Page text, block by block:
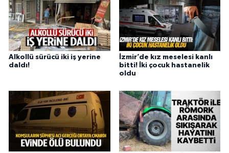
Alkollü sürücü iki iş yerine
daldı!
İzmir’de kız meselesi kanlı
bitti! İki çocuk hastanelik
oldu